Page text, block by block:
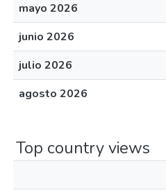
mayo 2026
junio 2026
julio 2026
agosto 2026
Top country views